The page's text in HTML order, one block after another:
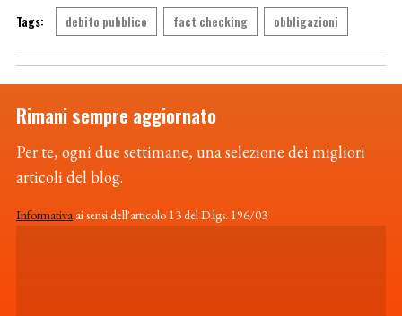
debito pubblico fact checking obbligazioni
Rimani sempre aggiornato
Per te, ogni due settimane, una selezione dei migliori
articoli del blog.
Informativaai sensi dell'articolo 13 del D.lgs. 196/03